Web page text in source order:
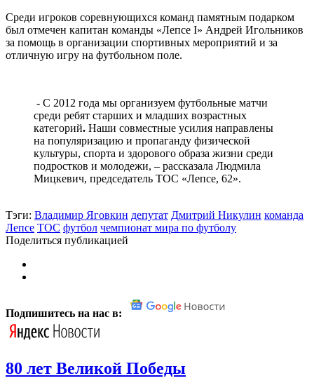
Среди игроков соревнующихся команд памятным подарком
был отмечен капитан команды «Лепсе I» Андрей Игольников
за помощь в организации спортивных мероприятий и за
отличную игру на футбольном поле.
- С 2012 года мы организуем футбольные матчи
среди ребят старших и младших возрастных
категорий. Наши совместные усилия направлены
на популяризацию и пропаганду физической
культуры, спорта и здорового образа жизни среди
подростков и молодежи, – рассказала Людмила
Мицкевич, председатель ТОС «Лепсе, 62».
Тэги: Владимир Яговкин депутат Дмитрий Никулин команда
Лепсе ТОС футбол чемпионат мира по футболу
Поделиться публикацией
Подпишитесь на нас в:
80 лет Великой Победы